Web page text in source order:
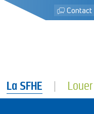
Contact
La SFHE Louer